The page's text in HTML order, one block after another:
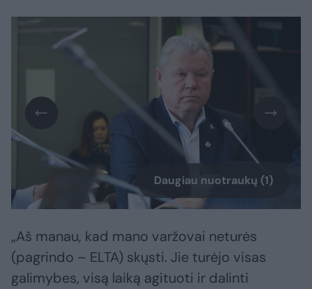
Daugiau nuotraukų (1)
„Aš manau, kad mano varžovai neturės
(pagrindo – ELTA) skųsti. Jie turėjo visas
galimybes, visą laiką agituoti ir dalinti